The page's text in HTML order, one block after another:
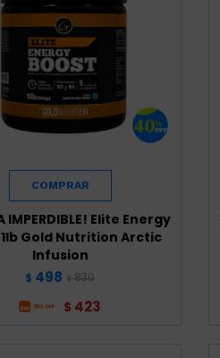
IMPERDIBLE! Elite Energy
Gold Nutrition Arctic
Infusion
$ 498 $ 830
$ 423